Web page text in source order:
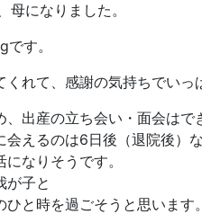
母になりました。
す。
れて、感謝の気持ちでいっ
、出産の立ち会い・面会はで
会えるのは6日後（退院後）
なりそうです。
が子と
と時を過ごそうと思います。